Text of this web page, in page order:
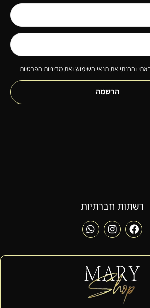
והבנתי את תנאי השימוש ואת מדיניות הפרטיות
הרשמה
רשתות חברתיות